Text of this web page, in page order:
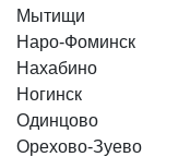
Мытищи
Наро-Фоминск
Нахабино
Ногинск
Одинцово
Орехово-Зуево